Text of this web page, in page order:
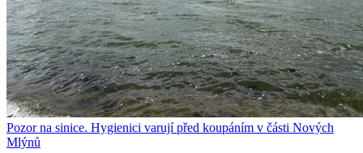
Pozor na sinice. Hygienici varují před koupáním v části Nových
Mlýnů